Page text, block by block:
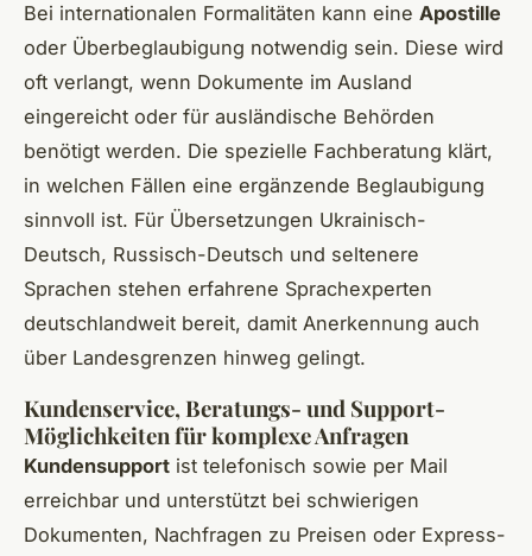
Bei internationalen Formalitäten kann eine Apostille
oder Überbeglaubigung notwendig sein. Diese wird
oft verlangt, wenn Dokumente im Ausland
eingereicht oder für ausländische Behörden
benötigt werden. Die spezielle Fachberatung klärt,
in welchen Fällen eine ergänzende Beglaubigung
sinnvoll ist. Für Übersetzungen Ukrainisch-
Deutsch, Russisch-Deutsch und seltenere
Sprachen stehen erfahrene Sprachexperten
deutschlandweit bereit, damit Anerkennung auch
über Landesgrenzen hinweg gelingt.
Kundenservice, Beratungs- und Support-
Möglichkeiten für komplexe Anfragen
Kundensupport ist telefonisch sowie per Mail
erreichbar und unterstützt bei schwierigen
Dokumenten, Nachfragen zu Preisen oder Express-